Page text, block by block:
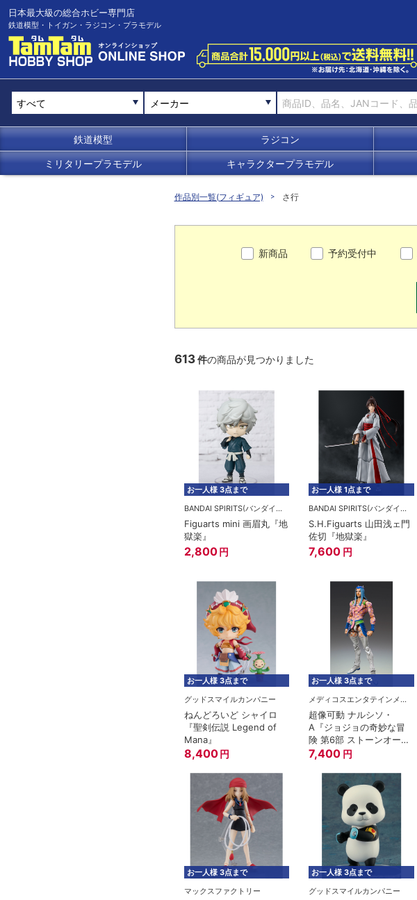
日本最大級の総合ホビー専門店
鉄道模型・トイガン・ラジコン・プラモデル
メーカー
鉄道模型 ラジコン
ミリタリープラモデル キャラクタープラモデル
作品別一覧(フィギュア) さ行
新商品 予約受付中
613件の商品が見つかりました
お一人様 3点まで
BANDAI SPIRITS(バンダイスピリッツ)
Figuarts mini 画眉丸『地
獄楽』
2,800 円
お一人様 1点まで
BANDAI SPIRITS(バンダイスピリッツ)
S.H.Figuarts 山田浅ェ門
佐切『地獄楽』
7,600 円
お一人様 3点まで
グッドスマイルカンパニー
ねんどろいど シャイロ
『聖剣伝説 Legend of
Mana』
8,400 円
お一人様 3点まで
メディコスエンタテインメント
超像可動 ナルシソ・
A『ジョジョの奇妙な冒
険 第6部 ストーンオーシ
ャン』
7,400 円
お一人様 3点まで
マックスファクトリー
お一人様 3点まで
グッドスマイルカンパニー